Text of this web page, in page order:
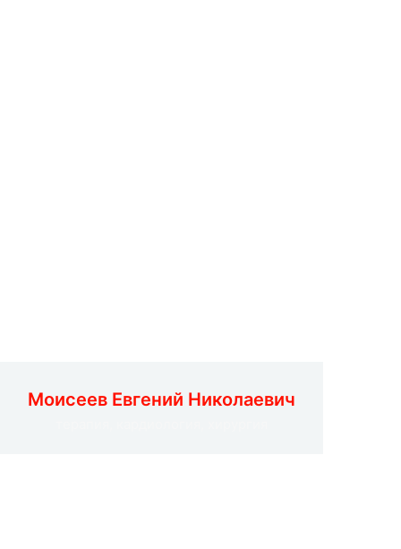
Моисеев Евгений Николаевич